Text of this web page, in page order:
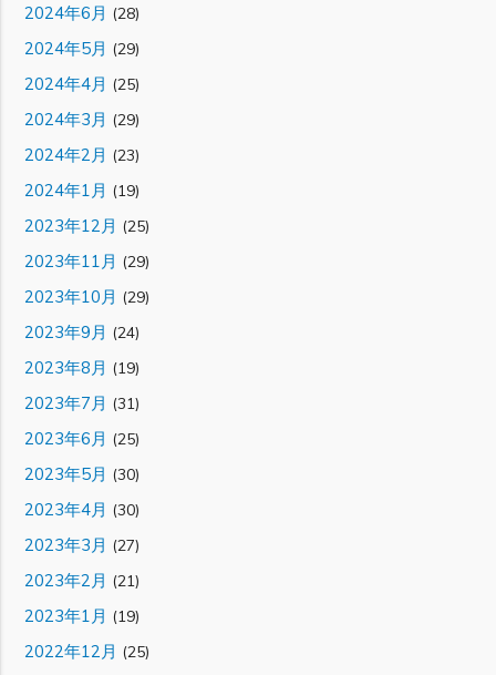
2024年6月 (28)
2024年5月 (29)
2024年4月 (25)
2024年3月 (29)
2024年2月 (23)
2024年1月 (19)
2023年12月 (25)
2023年11月 (29)
2023年10月 (29)
2023年9月 (24)
2023年8月 (19)
2023年7月 (31)
2023年6月 (25)
2023年5月 (30)
2023年4月 (30)
2023年3月 (27)
2023年2月 (21)
2023年1月 (19)
2022年12月 (25)